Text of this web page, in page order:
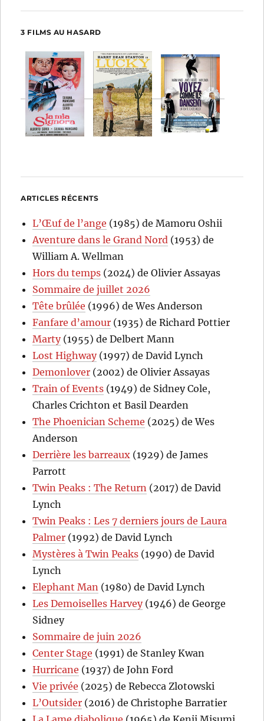
3 FILMS AU HASARD
ARTICLES RÉCENTS
L’Œuf de l’ange (1985) de Mamoru Oshii
Aventure dans le Grand Nord (1953) de
William A. Wellman
Hors du temps (2024) de Olivier Assayas
Sommaire de juillet 2026
Tête brûlée (1996) de Wes Anderson
Fanfare d’amour (1935) de Richard Pottier
Marty(1955) de Delbert Mann
Lost Highway(1997) de David Lynch
Demonlover (2002) de Olivier Assayas
Train of Events (1949) de Sidney Cole,
Charles Crichton et Basil Dearden
The Phoenician Scheme (2025) de Wes
Anderson
Derrière les barreaux (1929) de James
Parrott
Twin Peaks : The Return (2017) de David
Lynch
Twin Peaks : Les 7 derniers jours de Laura
Palmer (1992) de David Lynch
Mystères à Twin Peaks (1990) de David
Lynch
Elephant Man (1980) de David Lynch
Les Demoiselles Harvey(1946) de George
Sidney
Sommaire de juin 2026
Center Stage (1991) de Stanley Kwan
Hurricane (1937) de John Ford
Vie privée (2025) de Rebecca Zlotowski
L’Outsider (2016) de Christophe Barratier